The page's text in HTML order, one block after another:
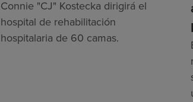
Connie "CJ" Kostecka dirigirá el
hospital de rehabilitación
hospitalaria de 60 camas.